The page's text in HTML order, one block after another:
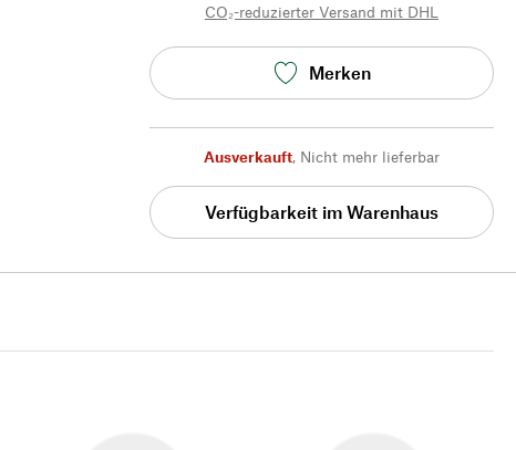
CO₂-reduzierter Versand mit DHL
Merken
Ausverkauft, Nicht mehr lieferbar
Verfügbarkeit im Warenhaus